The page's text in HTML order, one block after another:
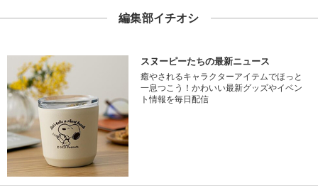
編集部イチオシ
スヌーピーたちの最新ニュース
癒やされるキャラクターアイテムでほっと
一息つこう！かわいい最新グッズやイベン
ト情報を毎日配信